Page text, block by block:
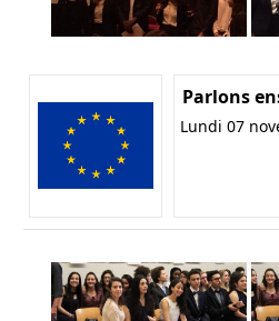
Parlons
Lundi 07